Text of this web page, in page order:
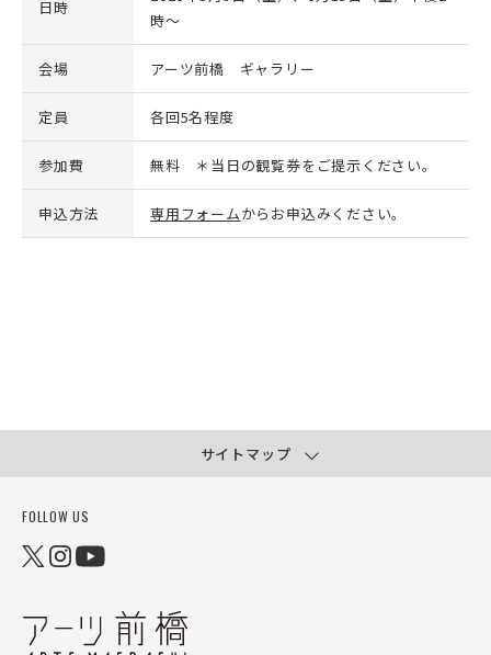
日時
時～
会場 アーツ前橋 ギャラリー
定員 各回5名程度
参加費 無料 ＊当日の観覧券をご提示ください。
申込方法 専用フォームからお申込みください。
サイトマップ
FOLLOW US